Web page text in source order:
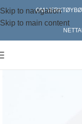
Skip to navigation
Skip to main content
OM